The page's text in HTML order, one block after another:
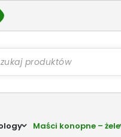
Maści konopne – żele